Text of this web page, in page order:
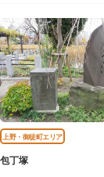
上野・御徒町エリア
包丁塚